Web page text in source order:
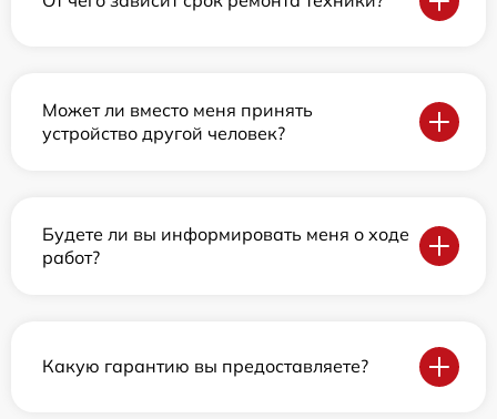
Может ли вместо меня принять
устройство другой человек?
Будете ли вы информировать меня о ходе
работ?
Какую гарантию вы предоставляете?